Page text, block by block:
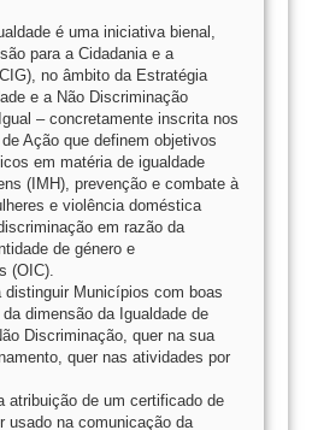
é uma iniciativa bienal,
para a Cidadania e a
no âmbito da Estratégia
e a Não Discriminação
– concretamente inscrita nos
Ação que definem objetivos
em matéria de igualdade
(IMH), prevenção e combate à
e violência doméstica
em razão da
de género e
(OIC).
Municípios com boas
dimensão da Igualdade de
Discriminação, quer na sua
quer nas atividades por
atribuição de um certificado de
usado na comunicação da